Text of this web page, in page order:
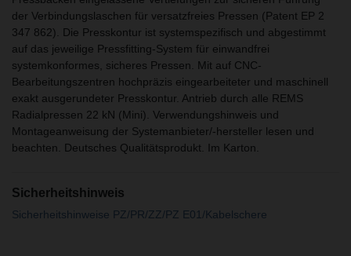
der Verbindungslaschen für versatzfreies Pressen (Patent EP 2
347 862). Die Presskontur ist systemspezifisch und abgestimmt
auf das jeweilige Pressfitting-System für einwandfrei
systemkonformes, sicheres Pressen. Mit auf CNC-
Bearbeitungszentren hochpräzis eingearbeiteter und maschinell
exakt ausgerundeter Presskontur. Antrieb durch alle REMS
Radialpressen 22 kN (Mini). Verwendungshinweis und
Montageanweisung der Systemanbieter/-hersteller lesen und
beachten. Deutsches Qualitätsprodukt. Im Karton.
Sicherheitshinweis
Sicherheitshinweise PZ/PR/ZZ/PZ E01/Kabelschere